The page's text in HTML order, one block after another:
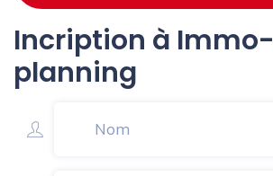
Incription à Immo-
planning